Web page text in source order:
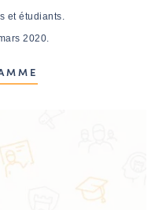
et étudiants.
2020.